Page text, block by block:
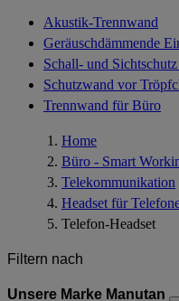
Akustik-Trennwand
Geräuschdämmende
Schall- und
Schutzwand vor
Trennwand für Büro
Home
Büro - Smart
Telekommunikation
Headset für
Telefon-Headset
Filtern nach
Unsere Marke Manutan